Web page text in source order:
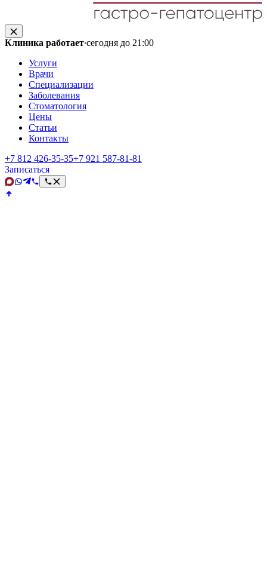
Клиника работает·сегодня до 21:00
Услуги
Врачи
Специализации
Заболевания
Стоматология
Цены
Статьи
Контакты
+7 812 426‑35‑35+7 921 587‑81‑81
Записаться